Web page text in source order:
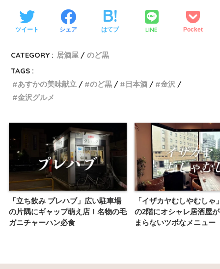
ツイート シェア はてブ LINE Pocket
CATEGORY : 居酒屋
のど黒
TAGS :
あすかの美味献立
のど黒 日本酒
金沢
金沢グルメ
「立ち飲み プレハブ」広い駐車場
の片隅にギャップ萌え店！名物の毛
ガニチャーハン必食
「イザカヤむしやむしゃ
の2階にオシャレ居酒屋
まらないツボなメニュー